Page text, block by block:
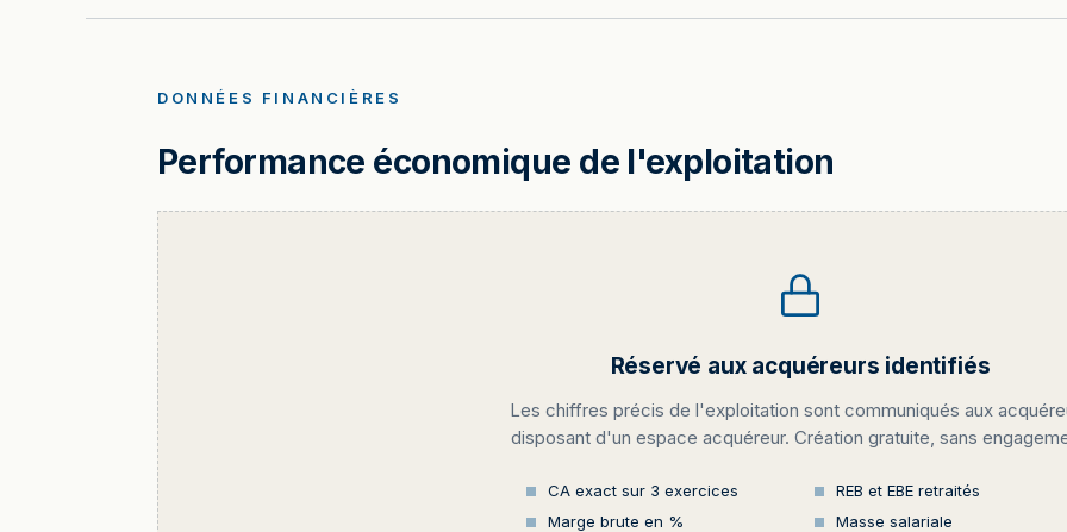
DONNÉES FINANCIÈRES
Performance économique de l'exploitation
Réservé aux acquéreurs identifiés
Les chiffres précis de l'exploitation sont communiqués aux
disposant d'un espace acquéreur. Création gratuite, sans
CA exact sur 3 exercices
REB et EBE retraités
Marge brute en %
Masse salariale